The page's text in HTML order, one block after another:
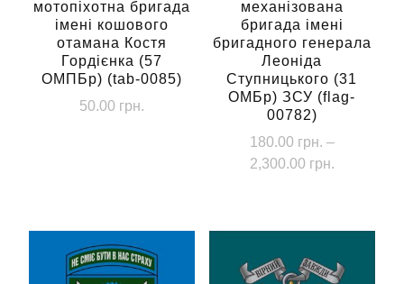
мотопіхотна бригада
імені кошового
отамана Костя
Гордієнка (57
ОМПБр) (tab-0085)
50.00 грн.
механізована
бригада імені
бригадного генерала
Леоніда
Ступницького (31
ОМБр) ЗСУ (flag-
00782)
180.00 грн. –
2,300.00 грн.
180.00
2,300.00
кілька